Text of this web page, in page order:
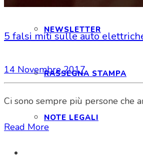
NEWSLETTER
RASSEGNA STAMPA
NOTE LEGALI
5 falsi miti sulle auto
14 Novembre 2017
Ci sono sempre più persone che
Read More